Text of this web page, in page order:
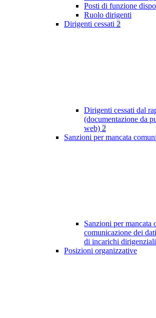
Posti di funzione
Ruolo dirigenti
Dirigenti cessati 2
Dirigenti cessati dal
(documentazione da
web) 2
Sanzioni per mancata
Sanzioni per mancata
comunicazione dei
di incarichi dirigenziali
Posizioni organizzative